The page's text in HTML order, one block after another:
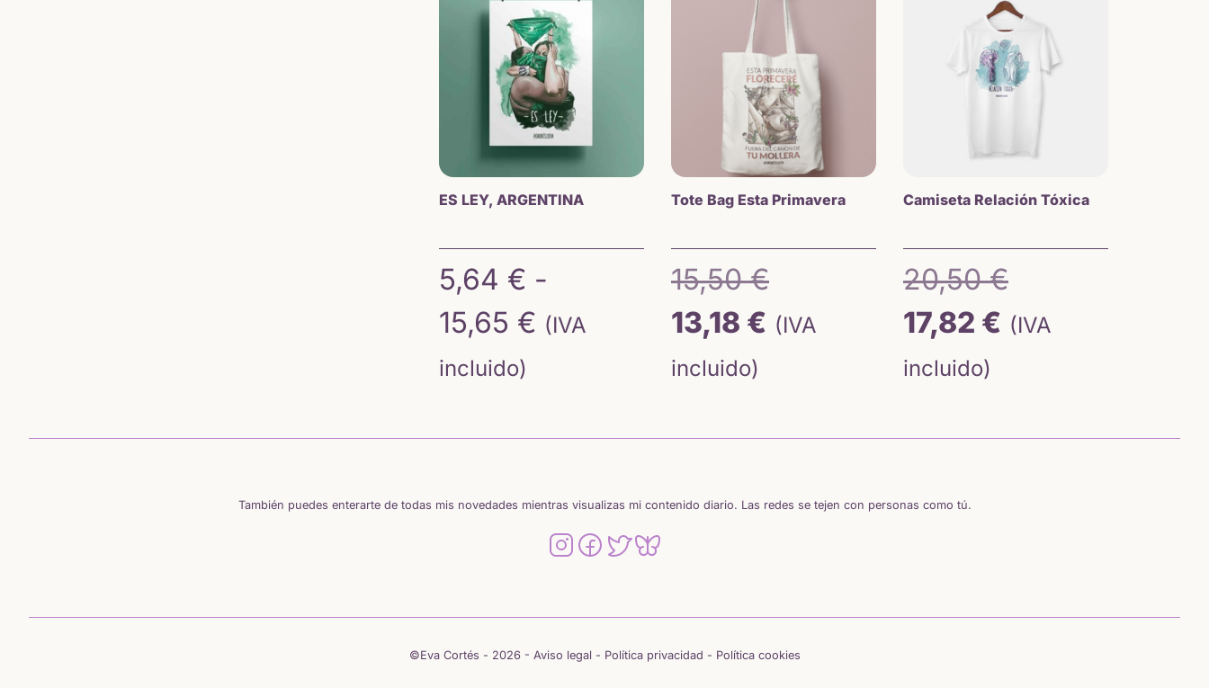
ES LEY, ARGENTINA
5,64 € -
15,65 € Rango
desde
5,64 €
hasta
(IVA
incluido)
Tote Bag Esta Primavera
15,50€
precio
15,50 €.
13,18 € El
es:
13,18 €.
(IVA
incluido)
Camiseta Relación Tóxica
20,50€
precio
20,50 €.
17,82 € El
es:
(IVA
incluido)
También puedes enterarte de todas mis novedades mientras visualizas mi contenido diario. Las redes se tejen con personas como tú.
©Eva Cortés - 2026 - Aviso legal - Política privacidad - Política cookies